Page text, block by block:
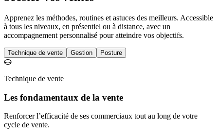
Apprenez les méthodes, routines et astuces des meilleurs. Accessible
à tous les niveaux, en présentiel ou à distance, avec un
accompagnement personnalisé pour atteindre vos objectifs.
Technique de vente Gestion Posture
Technique de vente
Les fondamentaux de la vente
Renforcer l’efficacité de ses commerciaux tout au long de votre
cycle de vente.